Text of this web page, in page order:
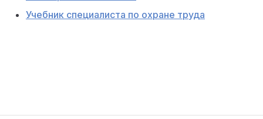
Учебник специалиста по охране труда